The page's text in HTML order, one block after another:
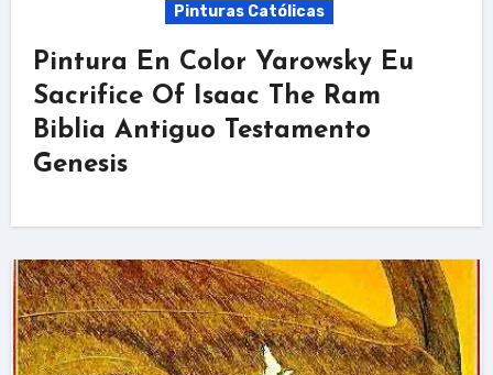
Pinturas Católicas
Pintura En Color Yarowsky Eu
Sacrifice Of Isaac The Ram
Biblia Antiguo Testamento
Genesis